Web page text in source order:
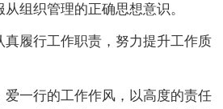
组织管理的正确思想意识。
真履行工作职责，努力提升工作质
爱一行的工作作风，以高度的责任